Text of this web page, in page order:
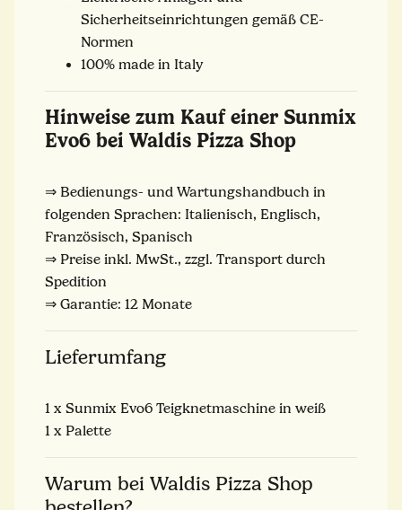
Sicherheitseinrichtungen gemäß CE-
Normen
100% made in Italy
Hinweise zum Kauf einer Sunmix
Evo6 bei Waldis Pizza Shop
⇒ Bedienungs- und Wartungshandbuch in
folgenden Sprachen: Italienisch, Englisch,
Französisch, Spanisch
⇒ Preise inkl. MwSt., zzgl. Transport durch
Spedition
⇒ Garantie: 12 Monate
Lieferumfang
1 x Sunmix Evo6 Teigknetmaschine in weiß
1 x Palette
Warum bei Waldis Pizza Shop